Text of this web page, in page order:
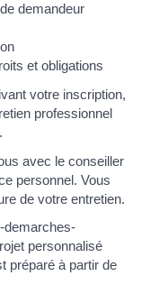
demandeur
et obligations
votre inscription,
professionnel
avec le conseiller
personnel. Vous
de votre entretien.
demarches-
personnalisé
préparé à partir de